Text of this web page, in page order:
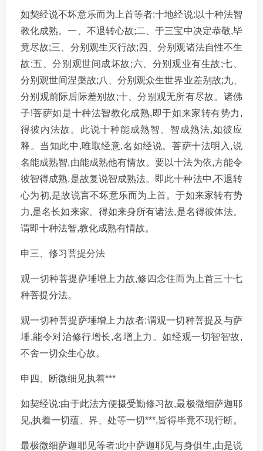
如契经说不坏意乐而为上首等者:十地经说:以十种法智
教化成熟。一、不退转心故;二、于三宝中决定恭敬,毕
竟尽故;三、分别观生灭行故;四、分别观诸法自性不生
故;五、分别观世间成坏故;六、分别观业有生故;七、
分别观世间涅槃故;八、分别观众生世界业差别故;九、
分别观前际后际差别故;十、分别观无所有尽故。诸佛
子!菩萨如是十种法智教化成熟,即于如来家转有势力,
得彼内法故。此说十种能成熟智、智成熟法,如彼应
释。当知此中,唯取经意,名如经说。菩萨十法明入,说
名能成熟智,由能成熟他有情故。要以十法为依,方能令
彼智得成熟,是故复说智成熟法。即此十种法中,不退转
心为初,是故说言不坏意乐而为上首。于如来家转有势
力,是名长如来家。得如来身所有诸法,是名得彼体法。
谓即十种法智,教化成熟有情故。
申三、修习菩提分法
观一切种菩提萨埵增上力故,修四念住而为上首三十七
种菩提分法。
观一切种菩提萨埵增上力故者:谓观一切种菩提及与萨
埵,能令对治修行增长,名增上力。如经观一切智智故,
不舍一切众生心故。
申四、断微细见执着***
如契经说:由于此法方便摄受勤修习故,最极微细萨迦耶
见,执着一切蕴、界、处等一切***,皆得毕竟不现行断。
最极微细萨迦耶见等者:此中萨迦耶见与身俱生,由是说